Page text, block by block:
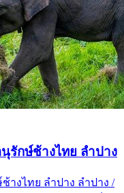
รักษ์ช้างไทย ลำปาง
างไทย ลำปาง ลำปาง /